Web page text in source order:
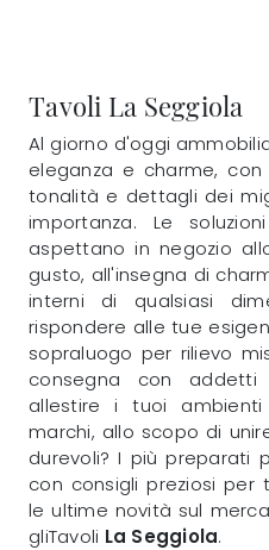
Tavoli La Seggiola
Al giorno d'oggi
eleganza e charme,
tonalità e dettagli dei
importanza. Le
aspettano in negozio
gusto, all'insegna di
interni di qualsiasi
rispondere alle tue
sopraluogo per rilievo
consegna con addetti
allestire i tuoi
marchi, allo scopo di
durevoli? I più preparati
con consigli preziosi per
le ultime novità sul
gliTavoli La Seggiola.